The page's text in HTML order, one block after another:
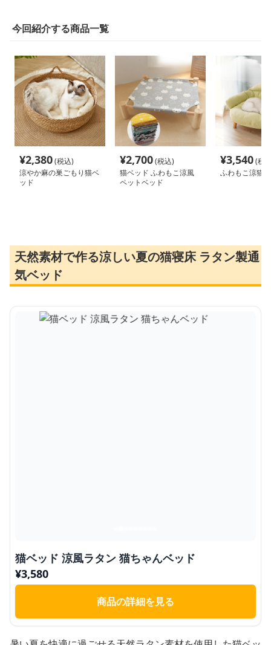
今回紹介する商品一覧
¥2,380(税込)
涼やか麻の巣ごもり猫ベ
ッド
¥2,700(税込)
猫ベッド ふわもこ涼風
ペットベッド
¥3,540(税
ふわもこ涼猫
天然素材で作る涼しい夏の猫寝床 ラタン製通
気ベッド
猫ベッド 涼風ラタン 猫ちゃんベッド
¥3,580
商品の詳細を見る